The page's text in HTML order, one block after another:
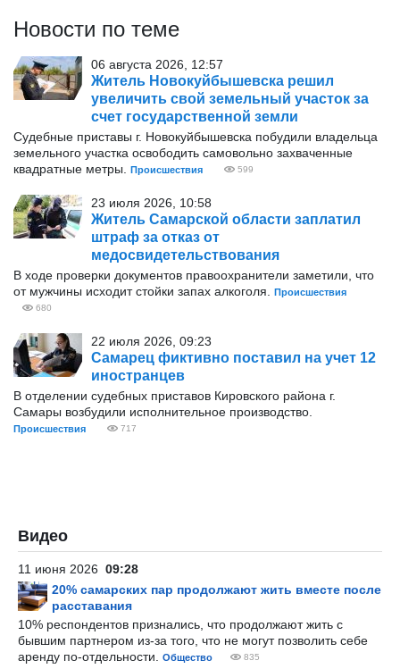
Новости по теме
06 августа 2026, 12:57
Житель Новокуйбышевска решил
увеличить свой земельный участок за
счет государственной земли
Судебные приставы г. Новокуйбышевска побудили владельца
земельного участка освободить самовольно захваченные
квадратные метры.
Происшествия 599
23 июля 2026, 10:58
Житель Самарской области заплатил
штраф за отказ от
медосвидетельствования
В ходе проверки документов правоохранители заметили, что
от мужчины исходит стойки запах алкоголя.
Происшествия
680
22 июля 2026, 09:23
Самарец фиктивно поставил на учет 12
иностранцев
В отделении судебных приставов Кировского района г.
Самары возбудили исполнительное производство.
Происшествия 717
Видео
11 июня 2026 09:28
20% самарских пар продолжают жить вместе после
расставания
10% респондентов признались, что продолжают жить с
бывшим партнером из-за того, что не могут позволить себе
аренду по-отдельности.
Общество 835